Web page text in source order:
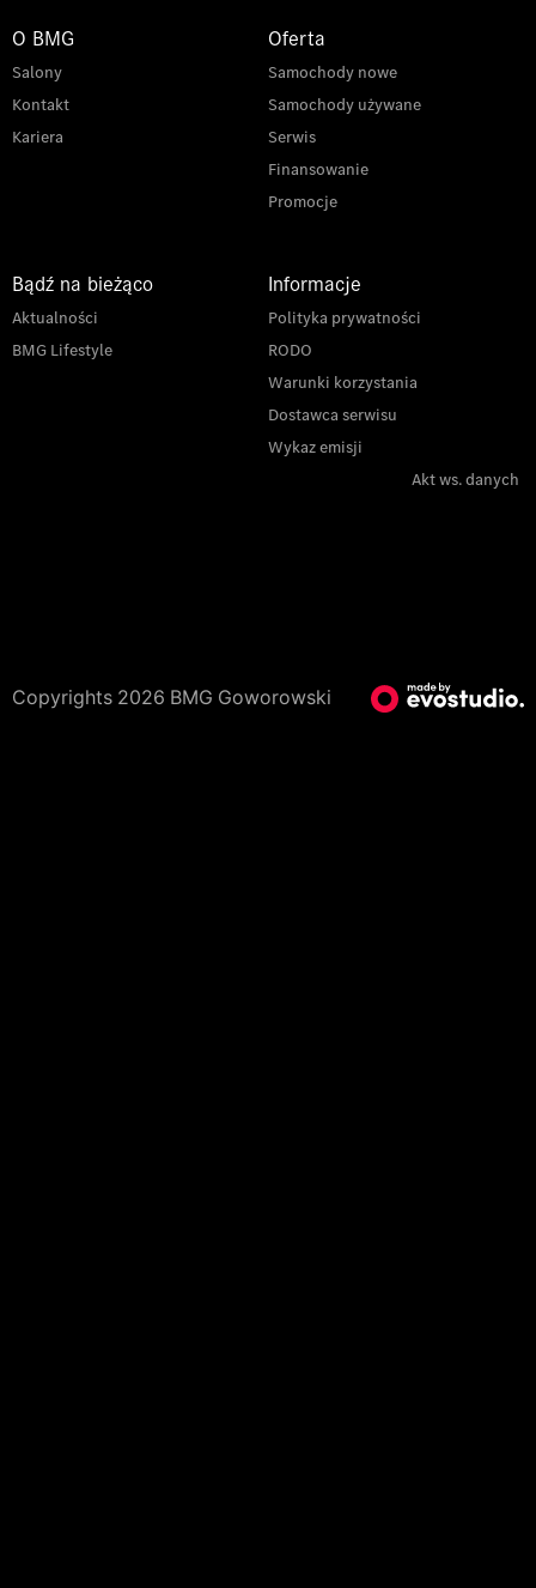
O BMG
Salony
Kontakt
Kariera
Oferta
Samochody nowe
Samochody używane
Serwis
Finansowanie
Promocje
Bądź na bieżąco
Aktualności
BMG Lifestyle
Informacje
Polityka prywatności
RODO
Warunki korzystania
Dostawca serwisu
Wykaz emisji
Akt ws. danych
Copyrights 2026 BMG Goworowski